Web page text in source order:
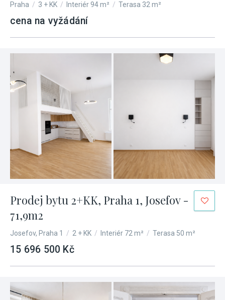
Praha / 3 + KK / Interiér 94 m² / Terasa 32 m²
cena na vyžádání
Prodej bytu 2+KK, Praha 1, Josefov -
71,9m2
Josefov, Praha 1 / 2 + KK / Interiér 72 m² / Terasa 50 m²
15 696 500 Kč